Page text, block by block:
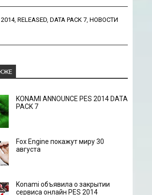
2014, RELEASED DATA PACK 7 НОВОСТИ
KONAMI ANNOUNCE PES 2014 DATA
PACK 7
Fox Engine покажут миру 30
августа
Konami объявила о закрытии
сервиса онлайн PES 2014